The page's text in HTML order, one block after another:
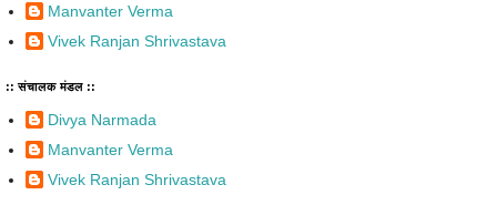
Manvanter Verma
Vivek Ranjan Shrivastava
:: संचालक मंडल ::
Divya Narmada
Manvanter Verma
Vivek Ranjan Shrivastava